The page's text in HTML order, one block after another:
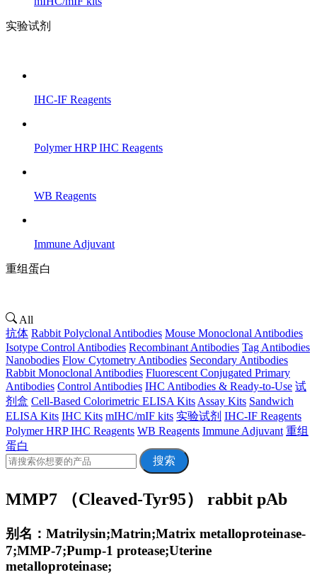
实验试剂
IHC-IF Reagents
Polymer HRP IHC Reagents
WB Reagents
Immune Adjuvant
重组蛋白
All
抗体 Rabbit Polyclonal Antibodies Mouse Monoclonal Antibodies
Isotype Control Antibodies Recombinant Antibodies Tag Antibodies
Nanobodies Flow Cytometry Antibodies Secondary Antibodies
Rabbit Monoclonal Antibodies Fluorescent Conjugated Primary
Antibodies Control Antibodies IHC Antibodies & Ready-to-Use 试
剂盒 Cell-Based Colorimetric ELISA Kits Assay Kits Sandwich
ELISA Kits IHC Kits mIHC/mIF kits 实验试剂 IHC-IF Reagents
Polymer HRP IHC Reagents WB Reagents Immune Adjuvant 重组
蛋白
搜索
MMP7 （Cleaved-Tyr95） rabbit pAb
别名：Matrilysin;Matrin;Matrix metalloproteinase-
7;MMP-7;Pump-1 protease;Uterine
metalloproteinase;